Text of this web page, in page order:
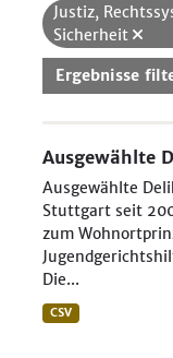
Justiz,
Sicherheit
Ergebnisse
Ausgewählte
Ausgewählte
Stuttgart seit
zum
Die...
CSV